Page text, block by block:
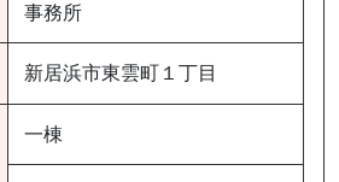
事務所
新居浜市東雲町１丁目
一棟